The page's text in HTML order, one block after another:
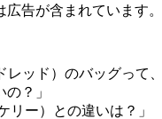
告が含まれています。
レッド）のバッグって
？」
リー）との違いは？」